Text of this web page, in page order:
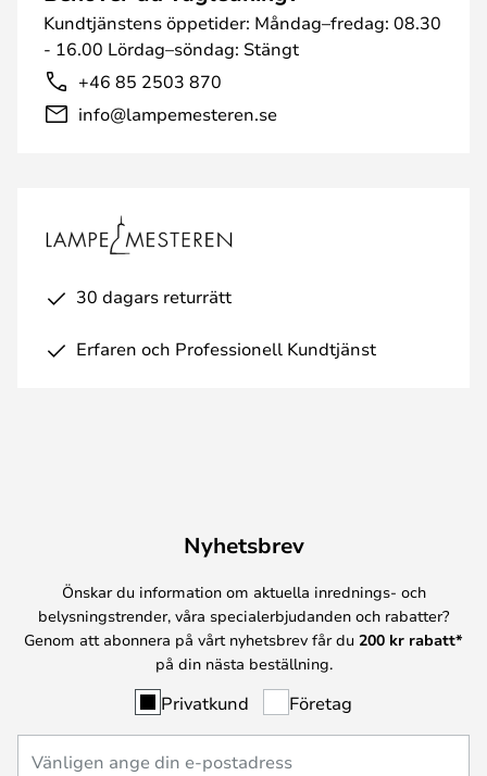
Kundtjänstens öppetider: Måndag–fredag: 08.30
- 16.00 Lördag–söndag: Stängt
+46 85 2503 870
info@lampemesteren.se
30 dagars returrätt
Erfaren och Professionell Kundtjänst
Nyhetsbrev
Önskar du information om aktuella inrednings- och
belysningstrender, våra specialerbjudanden och rabatter?
Genom att abonnera på vårt nyhetsbrev får du 200 kr rabatt*
på din nästa beställning.
Privatkund Företag